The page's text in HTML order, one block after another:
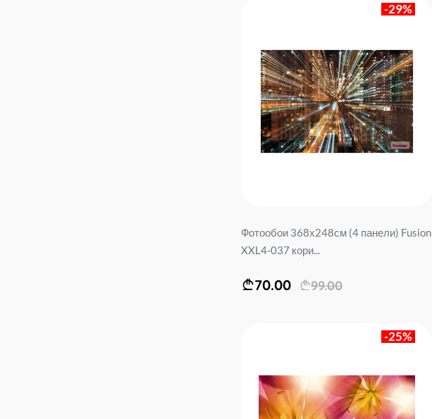
-29%
Фотообои 368х248см (4 панели) Fusion
XXL4-037 кори...
70.00 99.00
-25%